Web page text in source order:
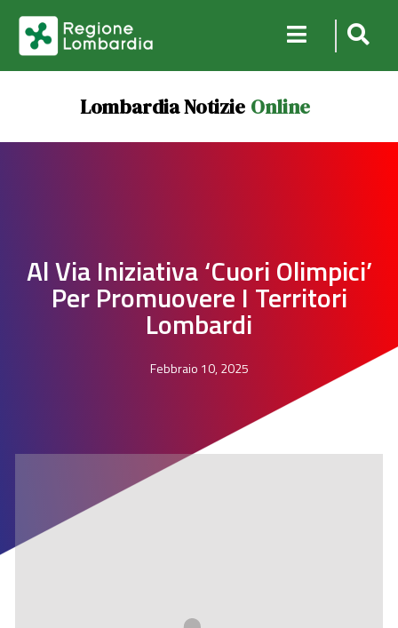
Lombardia Notizie Online
Al Via Iniziativa ‘Cuori Olimpici’
Per Promuovere I Territori
Lombardi
Febbraio 10, 2025